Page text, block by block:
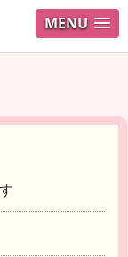
MENU